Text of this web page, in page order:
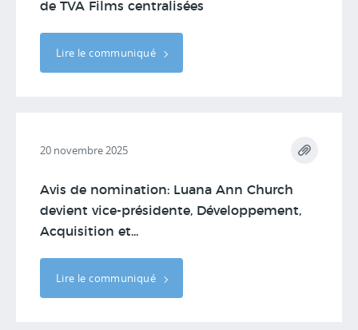
de TVA Films centralisées
Lire le communiqué
20 novembre 2025
Avis de nomination: Luana Ann Church
devient vice-présidente, Développement,
Acquisition et...
Lire le communiqué